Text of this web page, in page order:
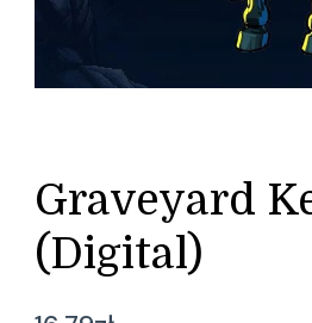
Graveyard
(Digital)